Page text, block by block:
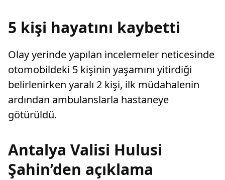
5 kişi hayatını kaybetti
Olay yerinde yapılan incelemeler neticesinde
otomobildeki 5 kişinin yaşamını yitirdiği
belirlenirken yaralı 2 kişi, ilk müdahalenin
ardından ambulanslarla hastaneye
götürüldü.
Antalya Valisi Hulusi
Şahin’den açıklama